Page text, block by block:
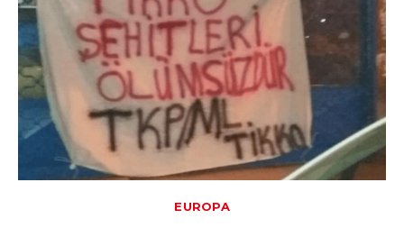
EUROPA